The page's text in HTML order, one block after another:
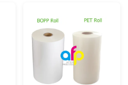
weergavetoepassingen.